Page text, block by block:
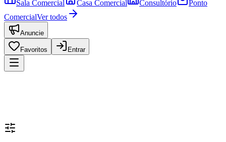
Sala Comercial Casa Comercial Consultório
Ponto
ComercialVer todos
Anuncie
Favoritos Entrar